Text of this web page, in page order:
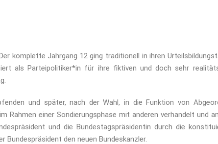
komplette Jahrgang 12 ging traditionell in ihren
als Parteipolitiker*in für ihre fiktiven und doch sehr
und später, nach der Wahl, in die Funktion von
Rahmen einer Sondierungsphase mit anderen verhandelt und
und die Bundestagspräsidentin durch die
den neuen Bundeskanzler.